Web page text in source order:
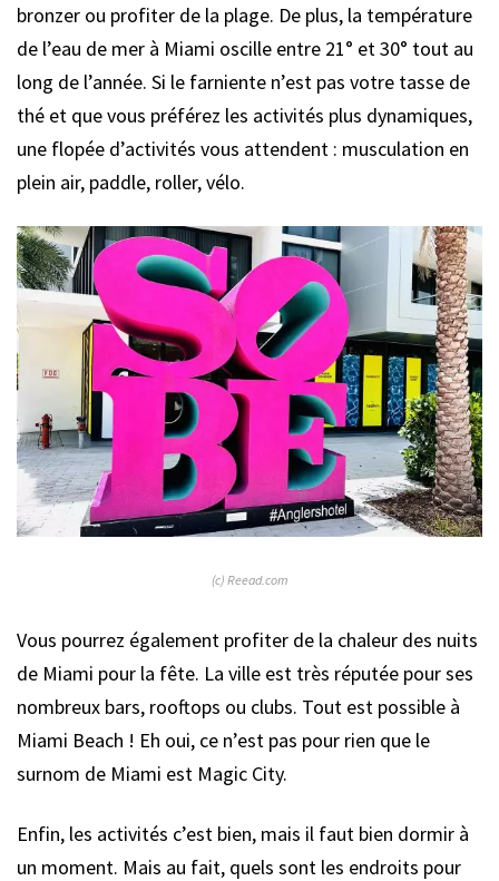
bronzer ou profiter de la plage. De plus, la température
de l’eau de mer à Miami oscille entre 21° et 30° tout au
long de l’année. Si le farniente n’est pas votre tasse de
thé et que vous préférez les activités plus dynamiques,
une flopée d’activités vous attendent : musculation en
plein air, paddle, roller, vélo.
(c) Reead.com
Vous pourrez également profiter de la chaleur des nuits
de Miami pour la fête. La ville est très réputée pour ses
nombreux bars, rooftops ou clubs. Tout est possible à
Miami Beach ! Eh oui, ce n’est pas pour rien que le
surnom de Miami est Magic City.
Enfin, les activités c’est bien, mais il faut bien dormir à
un moment. Mais au fait, quels sont les endroits pour